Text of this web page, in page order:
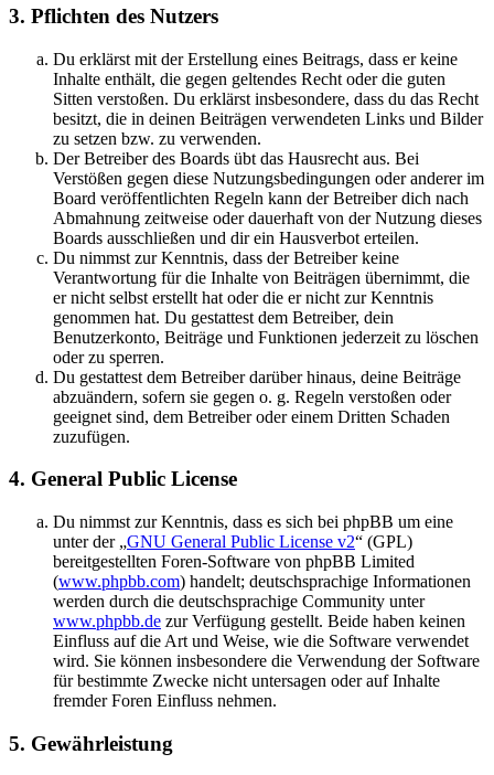
3. Pflichten des Nutzers
Du erklärst mit der Erstellung eines Beitrags, dass er keine
Inhalte enthält, die gegen geltendes Recht oder die guten
Sitten verstoßen. Du erklärst insbesondere, dass du das Recht
besitzt, die in deinen Beiträgen verwendeten Links und Bilder
zu setzen bzw. zu verwenden.
Der Betreiber des Boards übt das Hausrecht aus. Bei
Verstößen gegen diese Nutzungsbedingungen oder anderer im
Board veröffentlichten Regeln kann der Betreiber dich nach
Abmahnung zeitweise oder dauerhaft von der Nutzung dieses
Boards ausschließen und dir ein Hausverbot erteilen.
Du nimmst zur Kenntnis, dass der Betreiber keine
Verantwortung für die Inhalte von Beiträgen übernimmt, die
er nicht selbst erstellt hat oder die er nicht zur Kenntnis
genommen hat. Du gestattest dem Betreiber, dein
Benutzerkonto, Beiträge und Funktionen jederzeit zu löschen
oder zu sperren.
Du gestattest dem Betreiber darüber hinaus, deine Beiträge
abzuändern, sofern sie gegen o. g. Regeln verstoßen oder
geeignet sind, dem Betreiber oder einem Dritten Schaden
zuzufügen.
4. General Public License
Du nimmst zur Kenntnis, dass es sich bei phpBB um eine
unter der „GNU General Public License v2“ (GPL)
bereitgestellten Foren-Software von phpBB Limited
(www.phpbb.com) handelt; deutschsprachige Informationen
werden durch die deutschsprachige Community unter
www.phpbb.de zur Verfügung gestellt. Beide haben keinen
Einfluss auf die Art und Weise, wie die Software verwendet
wird. Sie können insbesondere die Verwendung der Software
für bestimmte Zwecke nicht untersagen oder auf Inhalte
fremder Foren Einfluss nehmen.
5. Gewährleistung